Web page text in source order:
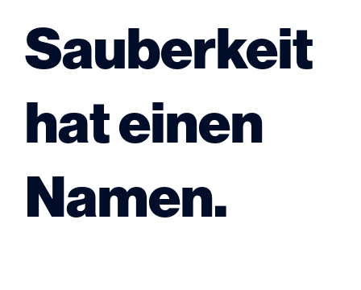
Sau­ber­keit
hat einen
Namen.